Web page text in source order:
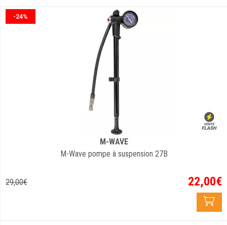
-24%
M-WAVE
M-Wave pompe à suspension 27B
29,00€ 22,00€